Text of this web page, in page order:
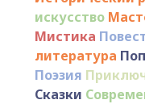
искусство
Мистика
литература
Поэзия
Сказки